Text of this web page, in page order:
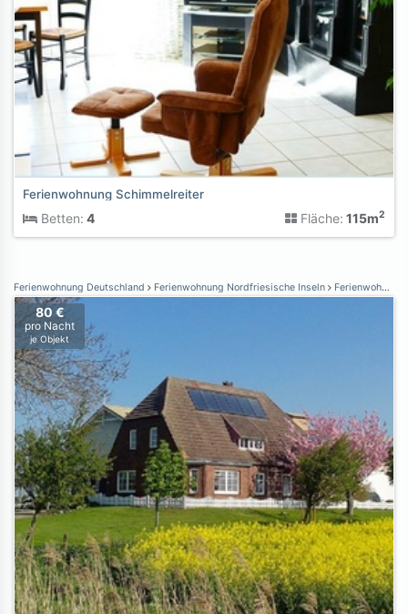
Ferienwohnung Schimmelreiter
Betten: 4 Fläche: 115m2
Ferienwohnung Deutschland Ferienwohnung Nordfriesische Inseln Ferienwohnung Nordstrand
80 €
pro Nacht
je Objekt